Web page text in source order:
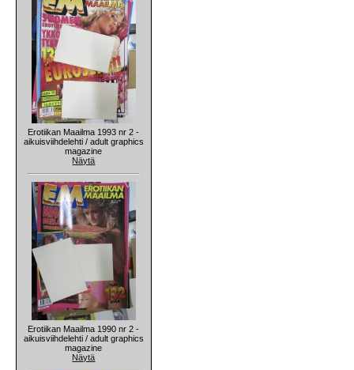
Erotiikan Maailma 1993 nr 2 -
aikuisviihdelehti / adult graphics
magazine
Näytä
Erotiikan Maailma 1990 nr 2 -
aikuisviihdelehti / adult graphics
magazine
Näytä